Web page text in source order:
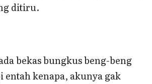
ditiru.
bekas bungkus beng-beng
kenapa, akunya gak